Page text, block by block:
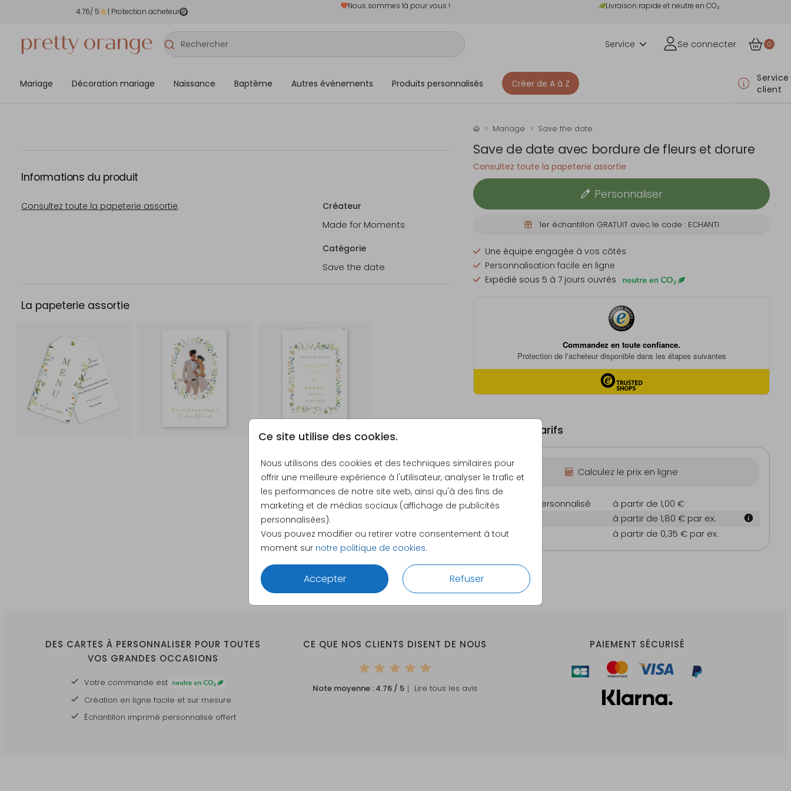
4.76/ 5 | Protection acheteur
Nous sommes là pour vous ! Livraison rapide et neutre en CO₂
Service Se connecter 0
Mariage Décoration mariage Naissance Baptême Autres événements Produits personnalisés Créer de A à Z
Service
client
Ce site utilise des cookies.
Nous utilisons des cookies et des techniques similaires pour
offrir une meilleure expérience à l'utilisateur, analyser le trafic et
les performances de notre site web, ainsi qu'à des fins de
marketing et de médias sociaux (affichage de publicités
personnalisées).
Vous pouvez modifier ou retirer votre consentement à tout
moment sur notre politique de cookies.
Accepter Refuser
Informations du produit
Consultez toute la papeterie assortie. Créateur
Made for Moments
Catégorie
Save the date
La papeterie assortie
Mariage Save the date
Save de date avec bordure de fleurs et dorure
Consultez toute la papeterie assortie
Personnaliser
1er échantillon GRATUIT avec le code : ECHANTI
Une équipe engagée à vos côtés
Personnalisation facile en ligne
Expédié sous 5 à 7 jours ouvrés
Formats et tarifs
Calculez le prix en ligne
Échantillon personnalisé
à partir de 1,00 €
à partir de 1,80 € par ex.
Enveloppes
à partir de 0,35 € par ex.
DES CARTES À PERSONNALISER POUR TOUTES
VOS GRANDES OCCASIONS
Votre commande est
Création en ligne facile et sur mesure
Échantillon imprimé personnalisé offert
CE QUE NOS CLIENTS DISENT DE NOUS
Note moyenne : 4.76 / 5 ｜ Lire tous les avis
PAIEMENT SÉCURISÉ